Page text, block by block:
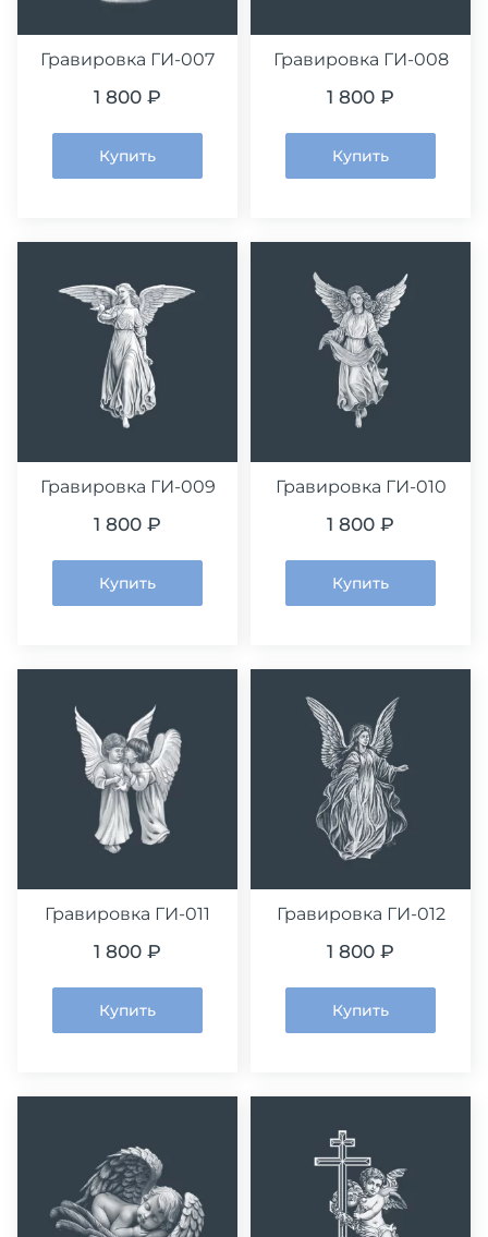
Гравировка ГИ-007
1 800 ₽
Купить
Гравировка ГИ-008
1 800 ₽
Купить
Гравировка ГИ-009
1 800 ₽
Купить
Гравировка ГИ-010
1 800 ₽
Купить
Гравировка ГИ-011
1 800 ₽
Купить
Гравировка ГИ-012
1 800 ₽
Купить